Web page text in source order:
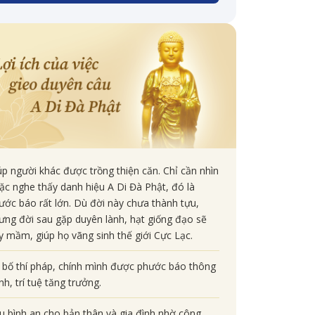
người khác được trồng thiện căn. Chỉ cần nhìn
nghe thấy danh hiệu A Di Đà Phật, đó là
báo rất lớn. Dù đời này chưa thành tựu,
đời sau gặp duyên lành, hạt giống đạo sẽ
mầm, giúp họ vãng sinh thế giới Cực Lạc.
bố thí pháp, chính mình được phước báo thông
trí tuệ tăng trưởng.